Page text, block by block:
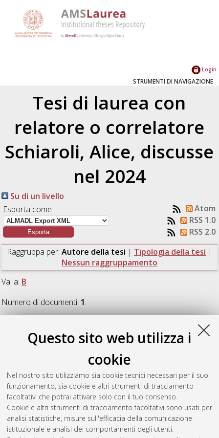
Questo sito web utilizza i
cookie
Nel nostro sito utilizziamo sia cookie tecnici necessari per il suo
funzionamento, sia cookie e altri strumenti di tracciamento
facoltativi che potrai attivare solo con il tuo consenso.
Cookie e altri strumenti di tracciamento facoltativi sono usati per
analisi statistiche, misure sull'efficacia della comunicazione
istituzionale e analisi dei comportamenti degli utenti.
Login
STRUMENTI DI NAVIGAZIONE
Tesi di laurea con
relatore o correlatore
Schiaroli, Alice, discusse
nel 2024
Su di un livello
Esporta come
Atom
RSS 1.0
RSS 2.0
Raggruppa per: Autore della tesi | Tipologia della tesi |
Nessun raggruppamento
Vai a: B
Numero di documenti: 1.
(2024)Towards hydrogen powered glass
inside industrial facilities.[Laurea magistrale], Università di
Bologna, Corso di Studio in Ingegneria chimica e di processo
[LM-DM270], Documento full-text non disponibile
Questa lista e' stata generata ilSun Aug 9 08:45:23 2026